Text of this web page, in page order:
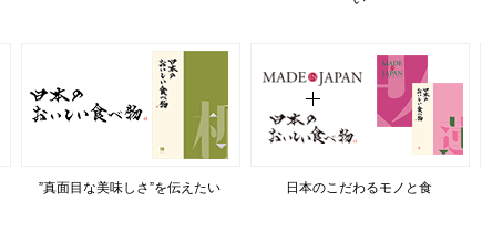
”真面目な美味しさ”を伝えたい 日本のこだわるモノと食